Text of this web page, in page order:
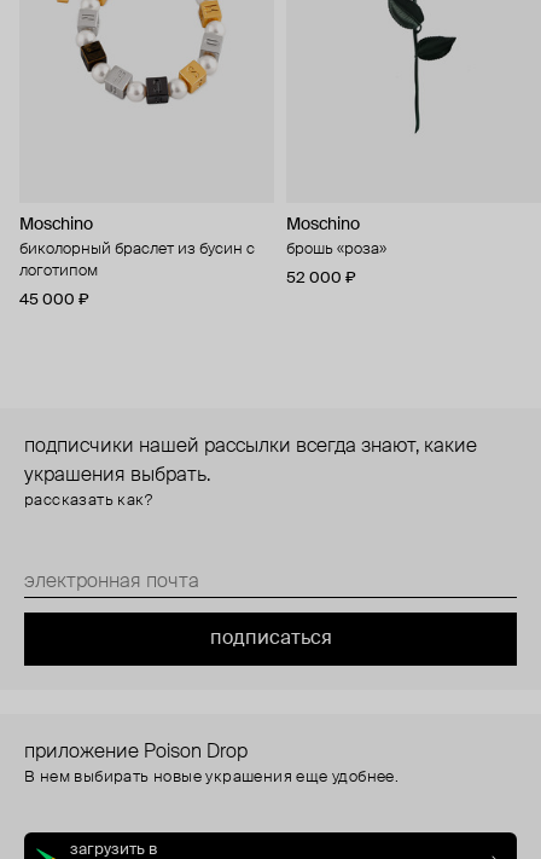
Moschino
биколорный браслет из бусин с
логотипом
45 000 ₽
Moschino
брошь «роза»
52 000 ₽
подписчики нашей рассылки всегда знают, какие
украшения выбрать.
рассказать как?
подписаться
приложение Poison Drop
В нем выбирать новые украшения еще удобнее.
загрузить в